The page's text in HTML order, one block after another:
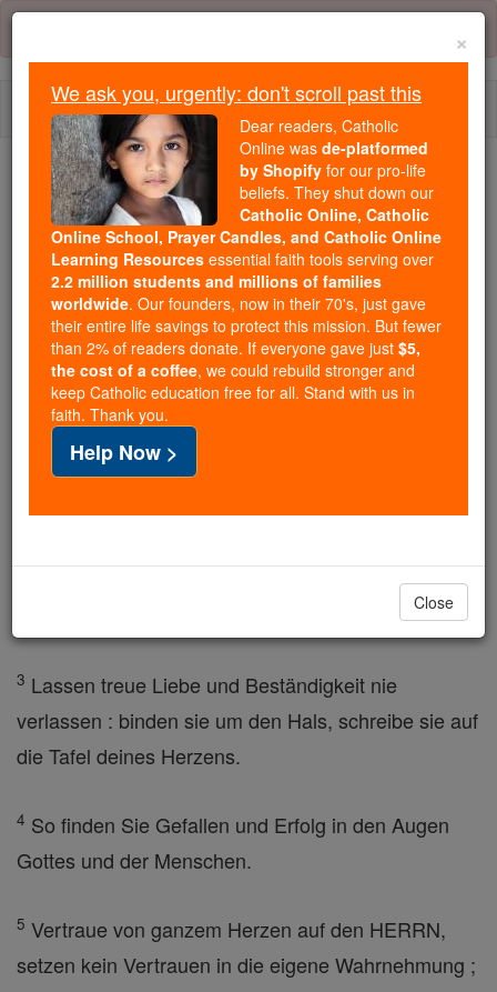
Skip
content
Trending:
Daily Reading for Thursday, October ...
Today's Reading The Mysteries of the Rosary
Die Sprüche - Kapitel 3
Die Sprüche ⌄ Chapter 3 ⌄
Mein Kind, vergiss meine Lehre, und dein Herz
behalte meine Prinzipien ,
da sie erhöht Ihre Länge der Tage, Ihre Jahre des
3 Lassen treue Liebe und Beständigkeit nie
verlassen : binden sie um den Hals, schreibe sie auf
die Tafel deines Herzens.
4 So finden Sie Gefallen und Erfolg in den Augen
Gottes und der Menschen.
5 Vertraue von ganzem Herzen auf den HERRN,
setzen kein Vertrauen in die eigene Wahrnehmung ;
×
We ask you, urgently: don't scroll past this
Dear readers, Catholic
Online was de-platformed
by Shopify for our pro-life
beliefs. They shut down our
Catholic Online, Catholic
Online School, Prayer Candles, and Catholic Online
Learning Resources essential faith tools serving over
2.2 million students and millions of families
worldwide. Our founders, now in their 70's, just gave
their entire life savings to protect this mission. But fewer
than 2% of readers donate. If everyone gave just $5,
the cost of a coffee, we could rebuild stronger and
keep Catholic education free for all. Stand with us in
faith. Thank you.
Help Now >
Close